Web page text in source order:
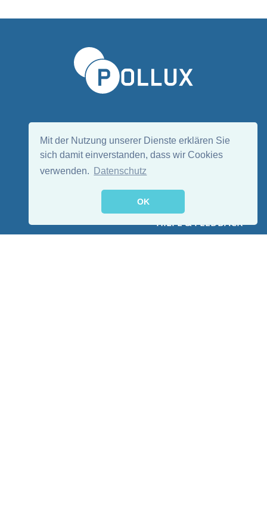
Mit der Nutzung unserer Dienste erklären Sie
sich damit einverstanden, dass wir Cookies
verwenden.
Datenschutz
OK
HILFE & FEEDBACK
EN